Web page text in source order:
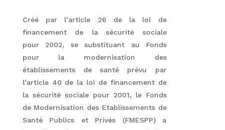
Créé par l’article 26 de la loi de
financement de la sécurité sociale
pour 2002, se substituant au Fonds
pour la modernisation des
établissements de santé prévu par
l’article 40 de la loi de financement de
la sécurité sociale pour 2001, le Fonds
de Modernisation des Etablissements de
Santé Publics et Privés (FMESPP) a